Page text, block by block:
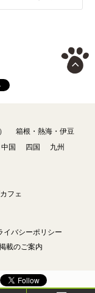
箱根・熱海・伊豆
中国 四国
九州
フェ
イバシーポリシー
載のご案内